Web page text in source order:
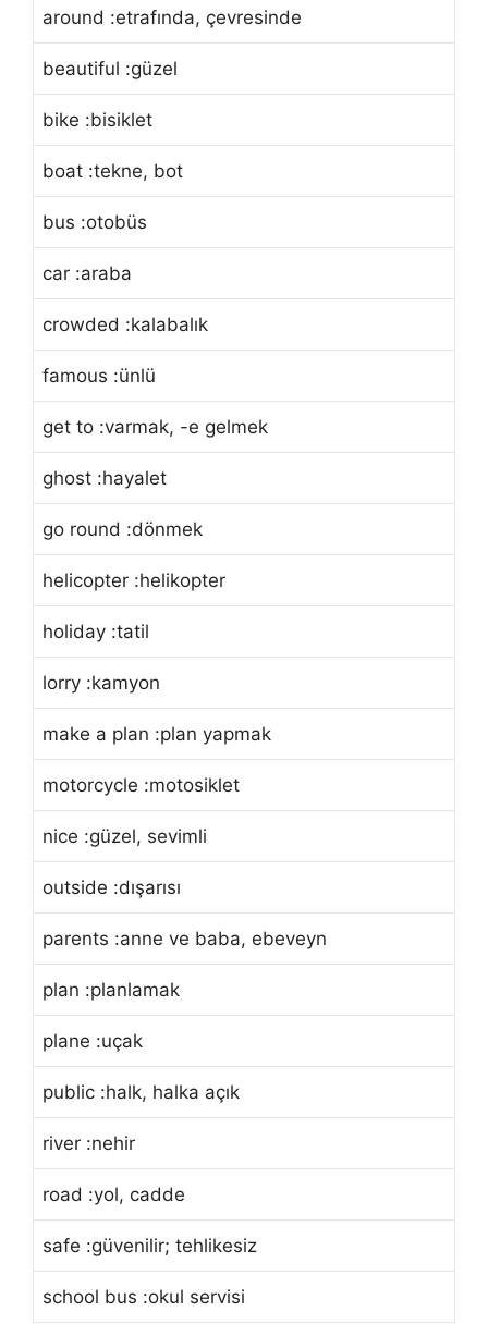
around :etrafında, çevresinde
beautiful :güzel
bike :bisiklet
boat :tekne, bot
bus :otobüs
car :araba
crowded :kalabalık
famous :ünlü
get to :varmak, -e gelmek
ghost :hayalet
go round :dönmek
helicopter :helikopter
holiday :tatil
lorry :kamyon
make a plan :plan yapmak
motorcycle :motosiklet
nice :güzel, sevimli
outside :dışarısı
parents :anne ve baba, ebeveyn
plan :planlamak
plane :uçak
public :halk, halka açık
river :nehir
road :yol, cadde
safe :güvenilir; tehlikesiz
school bus :okul servisi